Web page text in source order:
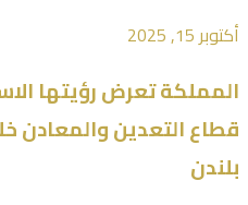
أكتوبر 15, 2025
المملكة تعرض رؤيتها
قطاع التعدين والمعادن
بلندن